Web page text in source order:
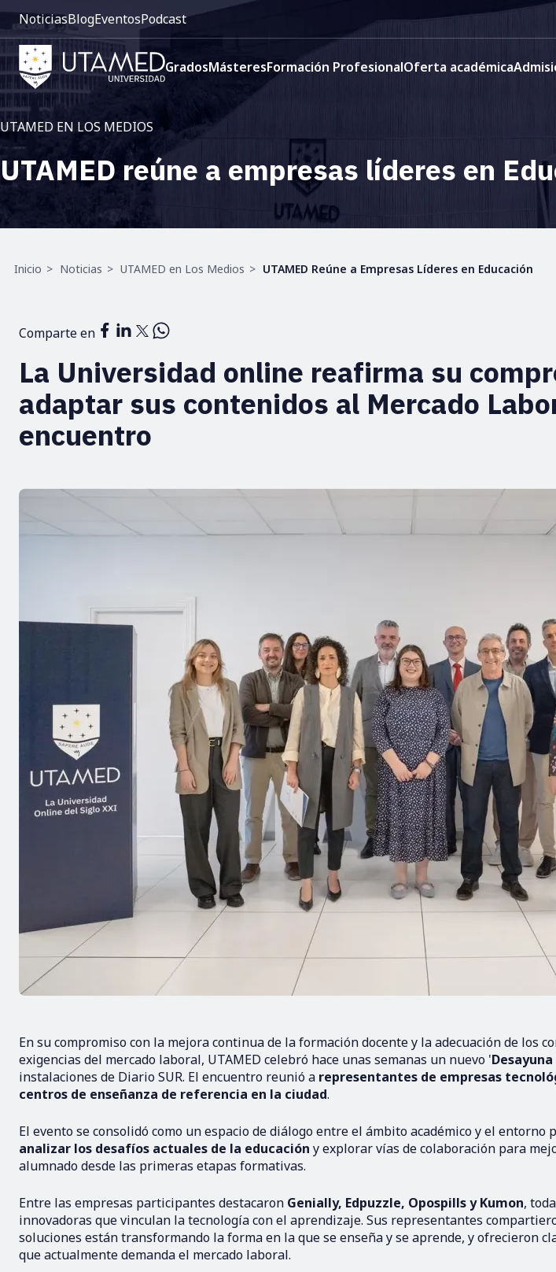
Pasar
al
contenido
principal
cabecera:
Menú
1
NoticiasBlogEventosPodcast
principal
GradosMásteresFormación ProfesionalOferta académica
UTAMED EN LOS MEDIOS
UTAMED reúne a empresas líderes en
Ruta
Inicio Noticias UTAMED en Los Medios UTAMED Reúne a Empresas Líderes en Educación
Comparte en
La Universidad online reafirma su
adaptar sus contenidos al Mercado
encuentro
En su compromiso con la mejora continua de la formación docente y la adecuación de los
exigencias del mercado laboral, UTAMED celebró hace unas semanas un nuevo 'Desayuna
instalaciones de Diario SUR. El encuentro reunió a representantes de empresas
centros de enseñanza de referencia en la ciudad.
El evento se consolidó como un espacio de diálogo entre el ámbito académico y el
analizar los desafíos actuales de la educación y explorar vías de colaboración para
alumnado desde las primeras etapas formativas.
Entre las empresas participantes destacaron Genially, Edpuzzle, Opospills y Kumon,
innovadoras que vinculan la tecnología con el aprendizaje. Sus representantes
soluciones están transformando la forma en la que se enseña y se aprende, y ofrecieron
que actualmente demanda el mercado laboral.